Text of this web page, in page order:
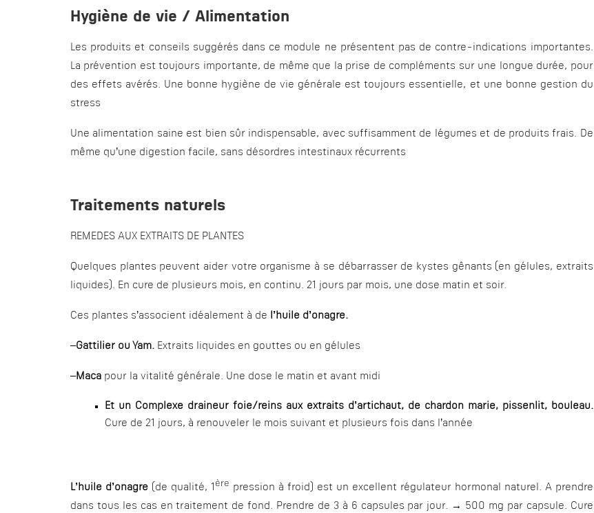
Hygiène de vie / Alimentation
Les produits et conseils suggérés dans ce module ne présentent pas de contre-indications importantes.
La prévention est toujours importante, de même que la prise de compléments sur une longue durée, pour
des effets avérés. Une bonne hygiène de vie générale est toujours essentielle, et une bonne gestion du
stress
Une alimentation saine est bien sûr indispensable, avec suffisamment de légumes et de produits frais. De
même qu’une digestion facile, sans désordres intestinaux récurrents
Traitements naturels
REMEDES AUX EXTRAITS DE PLANTES
Quelques plantes peuvent aider votre organisme à se débarrasser de kystes gênants (en gélules, extraits
liquides). En cure de plusieurs mois, en continu. 21 jours par mois, une dose matin et soir.
Ces plantes s’associent idéalement à de l’huile d’onagre.
–Gattilier ou Yam. Extraits liquides en gouttes ou en gélules
–Maca pour la vitalité générale. Une dose le matin et avant midi
Et un Complexe draineur foie/reins aux extraits d’artichaut, de chardon marie, pissenlit, bouleau.
Cure de 21 jours, à renouveler le mois suivant et plusieurs fois dans l’année
L’huile d’onagre(de qualité, 1 ère pression à froid) est un excellent régulateur hormonal naturel. A prendre
dans tous les cas en traitement de fond. Prendre de 3 à 6 capsules par jour. → 500 mg par capsule. Cure